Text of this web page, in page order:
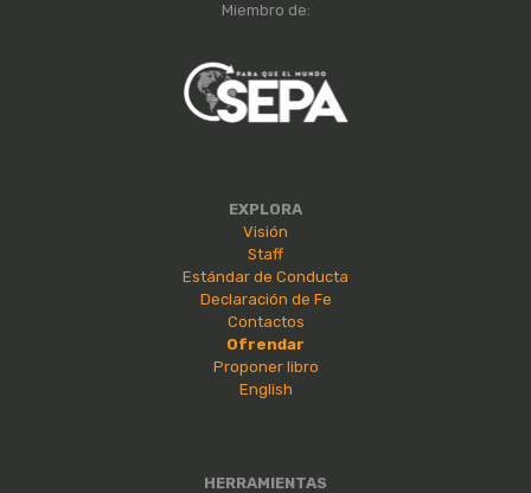
Miembro de:
EXPLORA
Visión
Staff
Estándar de Conducta
Declaración de Fe
Contactos
Ofrendar
Proponer libro
English
HERRAMIENTAS